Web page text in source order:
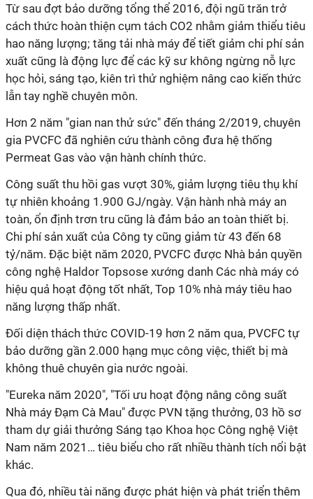
Từ sau đợt bảo dưỡng tổng thể 2016, đội ngũ trăn trở
cách thức hoàn thiện cụm tách CO2 nhằm giảm thiểu tiêu
hao năng lượng; tăng tải nhà máy để tiết giảm chi phí sản
xuất cũng là động lực để các kỹ sư không ngừng nỗ lực
học hỏi, sáng tạo, kiên trì thử nghiệm nâng cao kiến thức
lẫn tay nghề chuyên môn.
Hơn 2 năm "gian nan thử sức" đến tháng 2/2019, chuyên
gia PVCFC đã nghiên cứu thành công đưa hệ thống
Permeat Gas vào vận hành chính thức.
Công suất thu hồi gas vượt 30%, giảm lượng tiêu thụ khí
tự nhiên khoảng 1.900 GJ/ngày. Vận hành nhà máy an
toàn, ổn định trơn tru cũng là đảm bảo an toàn thiết bị.
Chi phí sản xuất của Công ty cũng giảm từ 43 đến 68
tỷ/năm. Đặc biệt năm 2020, PVCFC được Nhà bản quyền
công nghệ Haldor Topsose xướng danh Các nhà máy có
hiệu quả hoạt động tốt nhất, Top 10% nhà máy tiêu hao
năng lượng thấp nhất.
Đối diện thách thức COVID-19 hơn 2 năm qua, PVCFC tự
bảo dưỡng gần 2.000 hạng mục công việc, thiết bị mà
không thuê chuyên gia nước ngoài.
"Eureka năm 2020", "Tối ưu hoạt động nâng công suất
Nhà máy Đạm Cà Mau" được PVN tặng thưởng, 03 hồ sơ
tham dự giải thưởng Sáng tạo Khoa học Công nghệ Việt
Nam năm 2021… tiêu biểu cho rất nhiều thành tích nổi bật
khác.
Qua đó, nhiều tài năng được phát hiện và phát triển thêm